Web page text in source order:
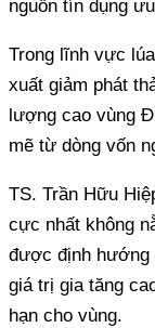
nguồn tín dụng
Trong lĩnh vực
xuất giảm phát
lượng cao vùng
mẽ từ dòng vốn
TS. Trần Hữu
cực nhất không
được định hướng
giá trị gia tăng
hạn cho vùng.